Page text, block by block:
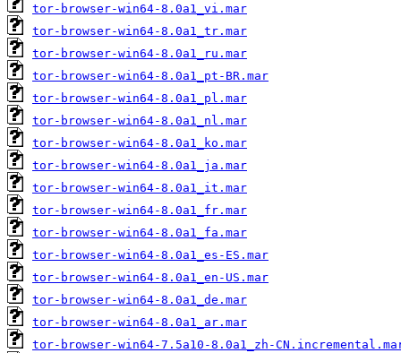
tor-browser-win64-8.0a1_vi.mar
tor-browser-win64-8.0a1_tr.mar
tor-browser-win64-8.0a1_ru.mar
tor-browser-win64-8.0a1_pt-BR.mar
tor-browser-win64-8.0a1_pl.mar
tor-browser-win64-8.0a1_nl.mar
tor-browser-win64-8.0a1_ko.mar
tor-browser-win64-8.0a1_ja.mar
tor-browser-win64-8.0a1_it.mar
tor-browser-win64-8.0a1_fr.mar
tor-browser-win64-8.0a1_fa.mar
tor-browser-win64-8.0a1_es-ES.mar
tor-browser-win64-8.0a1_en-US.mar
tor-browser-win64-8.0a1_de.mar
tor-browser-win64-8.0a1_ar.mar
tor-browser-win64-7.5a10-8.0a1_zh-